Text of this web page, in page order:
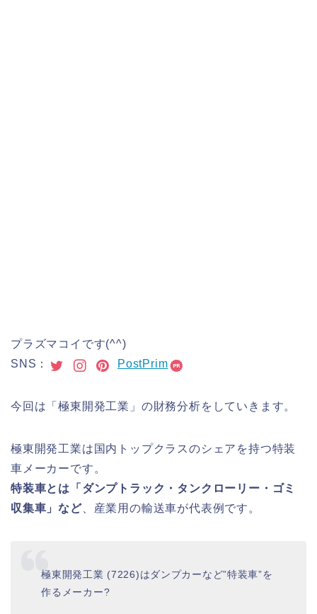
プラズマコイです(^^)
SNS：
PostPrim
今回は「極東開発工業」の財務分析をしていきます。
極東開発工業は国内トップクラスのシェアを持つ特装
車メーカーです。
特装車とは「ダンプトラック・タンクローリー・ゴミ
収集車」など、産業用の輸送車が代表例です。
極東開発工業 (7226)はダンプカーなど”特装車”を
作るメーカー?